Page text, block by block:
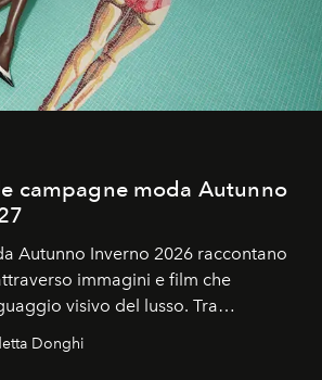
campagne moda Autunno
Autunno Inverno 2026 raccontano
immagini e film che
visivo del lusso. Tra
volti della cultura
d'autore, le maison
Donghi